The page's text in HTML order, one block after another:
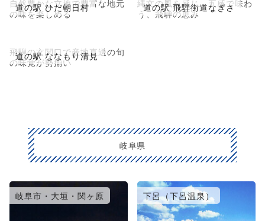
道の駅 ひだ朝日村
自然豊かな立地で豊富な地元
の味を楽しめる
道の駅 飛騨街道なぎさ
縄文の風を感じ、五感で味わ
う、飛騨の恵み
道の駅 ななもり清見
飛騨の玄関口で産地直送の旬
の味覚が勢揃い
岐阜県
岐阜市・大垣・関ヶ原 下呂（下呂温泉）